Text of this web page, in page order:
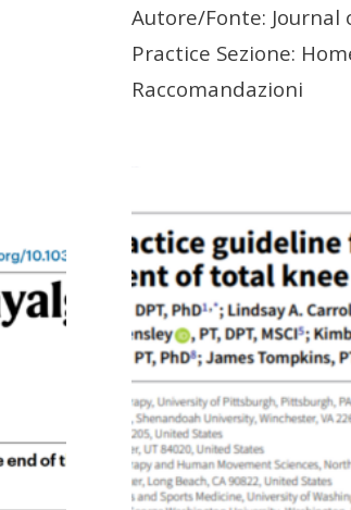
Autore/Fonte: Journal
Practice Sezione:
Raccomandazioni